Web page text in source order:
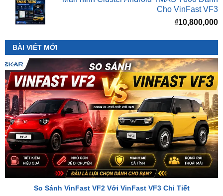
BÀI VIẾT MỚI
So Sánh VinFast VF2 Với VinFast VF3 Chi Tiết